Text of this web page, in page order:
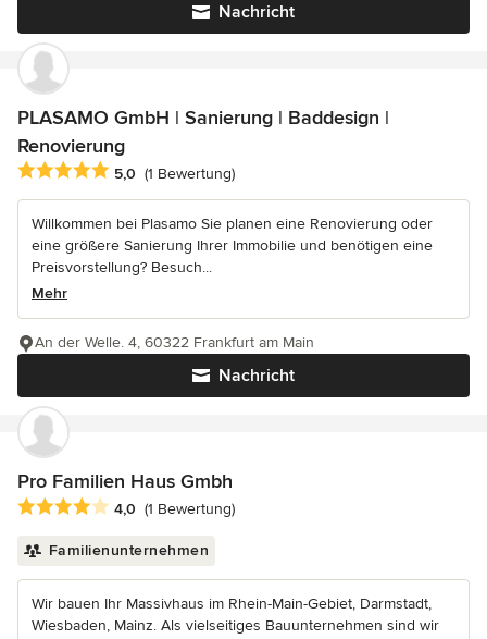
Nachricht
PLASAMO GmbH | Sanierung | Baddesign |
Renovierung
Durchschnittliche Bewertung: 5 von 5 Sternen
5,0 (1 Bewertung)
Willkommen bei Plasamo Sie planen eine Renovierung oder
eine größere Sanierung Ihrer Immobilie und benötigen eine
Preisvorstellung? Besuch...
Mehr
Nachricht
An der Welle. 4, 60322 Frankfurt am Main
Pro Familien Haus Gmbh
Durchschnittliche Bewertung: 4 von 5 Sternen
4,0 (1 Bewertung)
Familienunternehmen
Wir bauen Ihr Massivhaus im Rhein-Main-Gebiet, Darmstadt,
Wiesbaden, Mainz. Als vielseitiges Bauunternehmen sind wir